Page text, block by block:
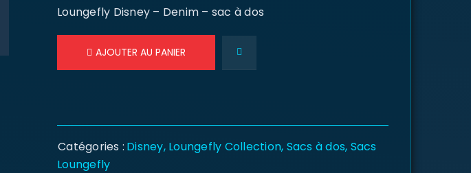
Loungefly Disney – Denim – sac à dos
AJOUTER AU PANIER
Catégories : Disney, Loungefly Collection, Sacs à dos, Sacs
Loungefly